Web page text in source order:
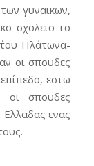
γυναικων,
σχολειο το
Πλάτωνα-
οι σπουδες
εστω
οι σπουδες
Ελλαδας ενας